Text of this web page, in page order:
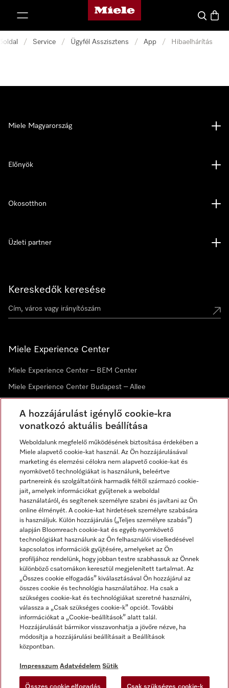
Miele honlapja
Kereses
/ Service / Ügyfél Asszisztens / App / Hibaelhárítás
Kereskedők keresése
Miele Experience Center
Miele Experience Center – BEM Center
Miele Experience Center Budapest – Allee
Hírlevél
Miele Magyarország
Előnyök
Okosotthon
Üzleti partner
Impresszum
ÁSZF
Adatvédelem
Felhasználási feltételek
Akadálymentességi Nyilatkozat
Digitális Szolgáltatásokról szóló törvény
Miele a YouTube-on
Miele a Facebookon
Miele az Instagramon
A hozzájárulást igénylő cookie-kra
vonatkozó aktuális beállítása
Weboldalunk megfelelő működésének biztosítása érdekében a
Miele alapvető cookie-kat használ. Az Ön hozzájárulásával
marketing és elemzési célokra nem alapvető cookie-kat és
nyomkövető technológiákat is használunk, beleértve
partnereink és szolgáltatóink harmadik féltől származó cookie-
jait, amelyek információkat gyűjtenek a weboldal
használatáról, és segítenek személyre szabni és javítani az Ön
online élményét. A cookie-kat hirdetések személyre szabására
is használjuk. Külön hozzájárulás („Teljes személyre szabás”)
alapján Bloomreach cookie-kat és egyéb nyomkövető
technológiákat használunk az Ön felhasználói viselkedésével
kapcsolatos információk gyűjtésére, amelyeket az Ön
profiljához rendelünk, hogy jobban testre szabhassuk az Önnek
különböző csatornákon keresztül megjelenített tartalmat. Az
„Összes cookie elfogadás” kiválasztásával Ön hozzájárul az
összes cookie és technológia használatához. Ha csak a
szükséges cookie-kat és technológiákat szeretné használni,
válassza a „Csak szükséges cookie-k” opciót. További
információkat a „Cookie-beállítások” alatt talál.
Hozzájárulását bármikor visszavonhatja a jövőre nézve, ha
módosítja a hozzájárulási beállításait a Beállítások
központban.
Impresszum Adatvédelem Sütik